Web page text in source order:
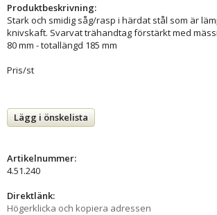
Produktbeskrivning:
Stark och smidig såg/rasp i härdat stål som är
knivskaft. Svarvat trähandtag förstärkt med
80 mm - totallängd 185 mm
Pris/st
Lägg i önskelista
Artikelnummer:
4.51.240
Direktlänk:
Högerklicka och kopiera adressen